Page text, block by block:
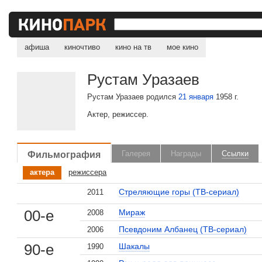
афиша киночтиво кино на тв мое кино
Рустам Уразаев
Рустам Уразаев родился21 января 1958 г.
Актер, режиссер.
Фильмография Галерея Награды Ссылки
актера режиссера
2011 Стреляющие горы (ТВ-сериал)
00-е 2008 Мираж
2006 Псевдоним Албанец (ТВ-сериал)
90-е 1990 Шакалы